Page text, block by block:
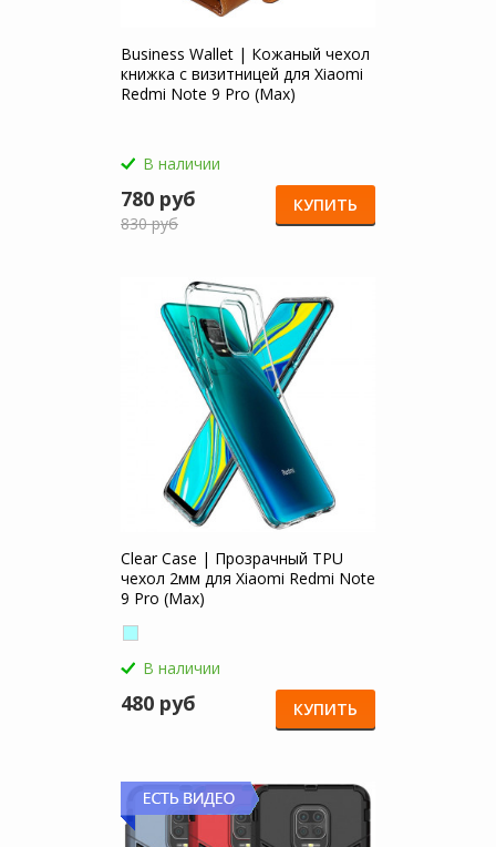
Business Wallet | Кожаный чехол
книжка с визитницей для Xiaomi
Redmi Note 9 Pro (Max)
В наличии
780 руб
830 руб
КУПИТЬ
Clear Case | Прозрачный TPU
чехол 2мм для Xiaomi Redmi Note
9 Pro (Max)
В наличии
480 руб КУПИТЬ